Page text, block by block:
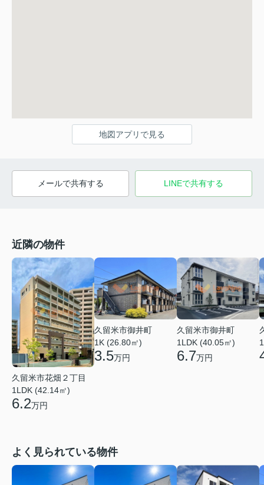
地図アプリで見る
メールで共有する LINEで共有する
近隣の物件
久留米市花畑２丁目
1LDK (42.14㎡)
6.2万円
久留米市御井町
1K (26.80㎡)
3.5万円
久留米市御井町
1LDK (40.05㎡)
6.7万円
よく見られている物件